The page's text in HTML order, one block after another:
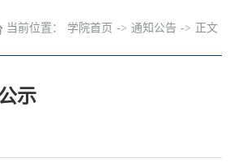
当前位置： 学院首页 -> 通知公告 -> 正文
示